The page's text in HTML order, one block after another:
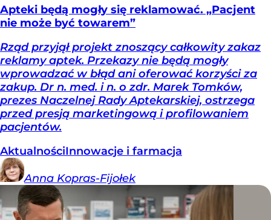
Apteki będą mogły się reklamować. „Pacjent
nie może być towarem”
Rząd przyjął projekt znoszący całkowity zakaz
reklamy aptek. Przekazy nie będą mogły
wprowadzać w błąd ani oferować korzyści za
zakup. Dr n. med. i n. o zdr. Marek Tomków,
prezes Naczelnej Rady Aptekarskiej, ostrzega
przed presją marketingową i profilowaniem
pacjentów.
AktualnościInnowacje i farmacja
Anna Kopras-Fijołek